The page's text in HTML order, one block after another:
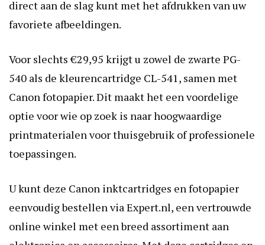
direct aan de slag kunt met het afdrukken van uw
favoriete afbeeldingen.
Voor slechts €29,95 krijgt u zowel de zwarte PG-
540 als de kleurencartridge CL-541, samen met
Canon fotopapier. Dit maakt het een voordelige
optie voor wie op zoek is naar hoogwaardige
printmaterialen voor thuisgebruik of professionele
toepassingen.
U kunt deze Canon inktcartridges en fotopapier
eenvoudig bestellen via Expert.nl, een vertrouwde
online winkel met een breed assortiment aan